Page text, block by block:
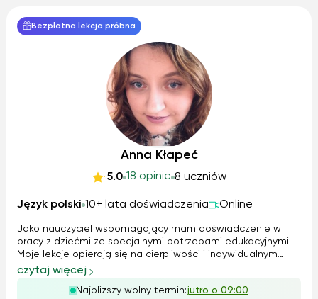
Bezpłatna lekcja próbna
Anna Kłapeć
5.0 18 opinie 8 uczniów
Język polski 10+ lata doświadczenia Online
Jako nauczyciel wspomagający mam doświadczenie w
pracy z dziećmi ze specjalnymi potrzebami edukacyjnymi.
Moje lekcje opierają się na cierpliwości i indywidualnym
podejściu do ucznia. Stosuję zarówno metody teoretyczne,
jak i praktyczne, aby uczniowie mogli jak najlepiej
zrozumieć materiał. Korzystam...
czytaj więcej
Najbliższy wolny termin:jutro o 09:00